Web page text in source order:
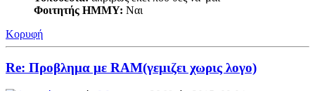
Φοιτητής ΗΜΜΥ: Ναι
Κορυφή
Re: Προβλημα με RAM(γεμιζει χωρις λογο)